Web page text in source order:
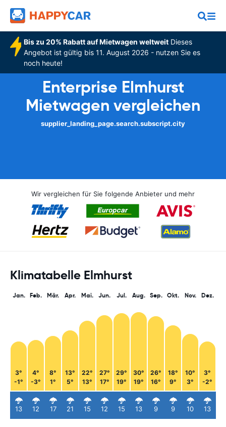
Bis zu 20% Rabatt auf Mietwagen weltweitDieses
Angebot ist gültig bis 11. August 2026 - nutzen Sie es
noch heute!
Enterprise Elmhurst
Mietwagen vergleichen
supplier_landing_page.search.subscript.city
Wir vergleichen für Sie folgende Anbieter und mehr
Klimatabelle Elmhurst
Jan.
3°
-1°
13
Feb.
4°
-3°
12
Mär.
8°
1°
17
Apr.
13°
5°
21
Mai.
22°
13°
15
Jun.
27°
17°
12
Jul.
29°
19°
15
Aug.
30°
19°
13
Sep.
26°
16°
9
Okt.
18°
9°
9
Nov.
10°
3°
10
Dez.
3°
-2°
13